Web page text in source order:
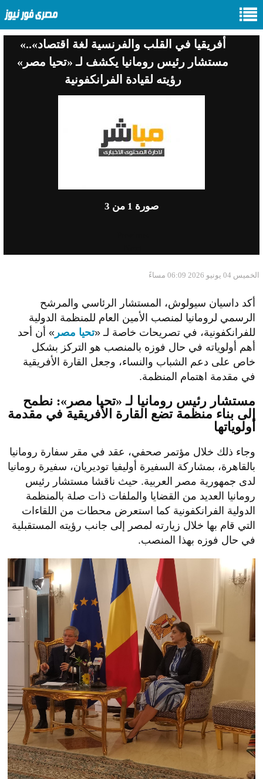
«أفريقيا في القلب والفرنسية لغة اقتصاد»..
مستشار رئيس رومانيا يكشف لـ «تحيا مصر»
رؤيته لقيادة الفرانكفونية
صورة 1 من 3
الخميس 04 يونيو 2026 06:09 مساءً
أكد داسيان سيولوش، المستشار الرئاسي والمرشح
الرسمي لرومانيا لمنصب الأمين العام للمنظمة الدولية
للفرانكفونية، في تصريحات خاصة لـ «تحيا مصر » أن أحد
أهم أولوياته في حال فوزه بالمنصب هو التركز بشكل
خاص على دعم الشباب والنساء، وجعل القارة الأفريقية
في مقدمة اهتمام المنظمة.
مستشار رئيس رومانيا لـ «تحيا مصر»: نطمح
إلى بناء منظمة تضع القارة الأفريقية في مقدمة
أولوياتها
وجاء ذلك خلال مؤتمر صحفي، عقد في مقر سفارة رومانيا
بالقاهرة، بمشاركة السفيرة أوليفيا توديريان، سفيرة رومانيا
لدى جمهورية مصر العربية. حيث ناقشا مستشار رئيس
رومانيا العديد من القضايا والملفات ذات صلة بالمنظمة
الدولية الفرانكفونية كما استعرض محطات من اللقاءات
التي قام بها خلال زيارته لمصر إلى جانب رؤيته المستقبلية
في حال فوزه بهذا المنصب.